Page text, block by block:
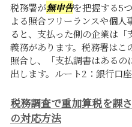
税務署が無申告を把握する5
よる照合フリーランスや個
ると、支払った側の企業は
義務があります。税務署はこ
照合し、「支払調書はある
出します。ルート2：銀行口
税務調査で重加算税を課
の対応方法